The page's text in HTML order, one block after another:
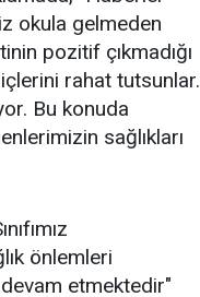
okula gelmeden
pozitif çıkmadığı
rahat tutsunlar.
Bu konuda
sağlıkları
önlemleri
etmektedir"